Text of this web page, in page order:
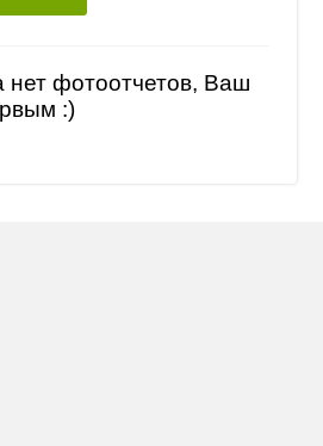
нет фотоотчетов, Ваш
:)